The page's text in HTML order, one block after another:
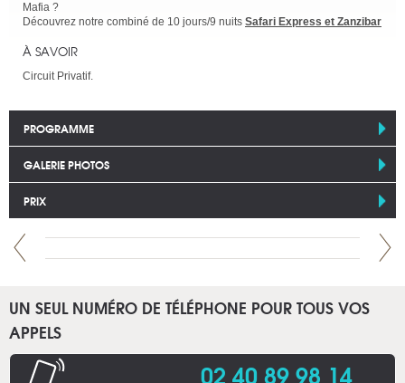
Mafia ?
Découvrez notre combiné de 10 jours/9 nuits Safari Express et Zanzibar
À SAVOIR
Circuit Privatif.
PROGRAMME
GALERIE PHOTOS
PRIX
UN SEUL NUMÉRO DE TÉLÉPHONE POUR TOUS VOS
APPELS
02 40 89 98 14